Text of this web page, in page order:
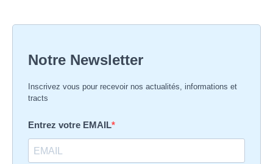
Notre Newsletter
Inscrivez vous pour recevoir nos actualités, informations et
tracts
Entrez votre EMAIL